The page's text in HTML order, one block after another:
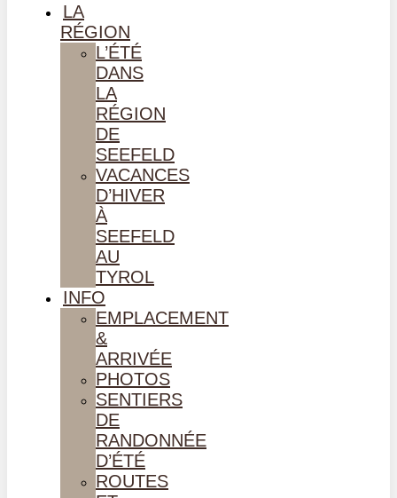
LA
RÉGION
L’ÉTÉ
DANS
LA
RÉGION
DE
SEEFELD
VACANCES
D’HIVER
À
SEEFELD
AU
TYROL
INFO
EMPLACEMENT
&
ARRIVÉE
PHOTOS
SENTIERS
DE
RANDONNÉE
D’ÉTÉ
ROUTES